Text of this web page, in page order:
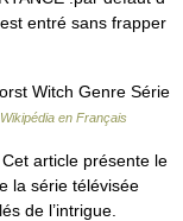
entré sans frapper
Witch Genre Série
Wikipédia en Français
article présente le
la série télévisée
de l’intrigue.